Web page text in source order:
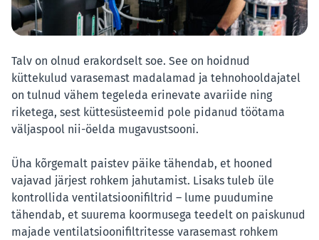
Talv on olnud erakordselt soe. See on hoidnud
küttekulud varasemast madalamad ja tehnohooldajatel
on tulnud vähem tegeleda erinevate avariide ning
riketega, sest küttesüsteemid pole pidanud töötama
väljaspool nii-öelda mugavustsooni.
Üha kõrgemalt paistev päike tähendab, et hooned
vajavad järjest rohkem jahutamist. Lisaks tuleb üle
kontrollida ventilatsioonifiltrid – lume puudumine
tähendab, et suurema koormusega teedelt on paiskunud
majade ventilatsioonifiltritesse varasemast rohkem